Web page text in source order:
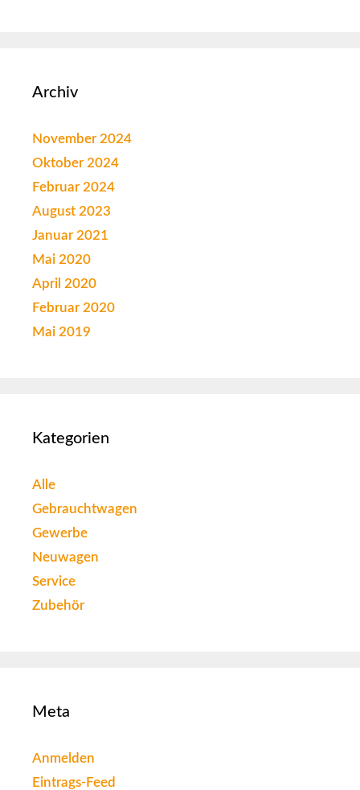
Archiv
November 2024
Oktober 2024
Februar 2024
August 2023
Januar 2021
Mai 2020
April 2020
Februar 2020
Mai 2019
Kategorien
Alle
Gebrauchtwagen
Gewerbe
Neuwagen
Service
Zubehör
Meta
Anmelden
Eintrags-Feed